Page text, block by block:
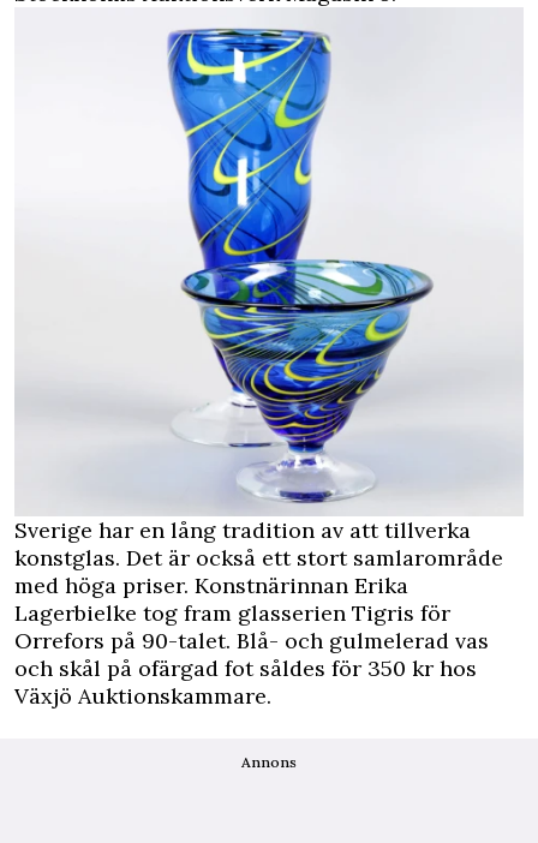
Sverige har en lång tradition av att tillverka
konstglas. Det är också ett stort samlarområde
med höga priser. Konstnärinnan Erika
Lagerbielke tog fram glasserien Tigris för
Orrefors på 90-talet. Blå- och gulmelerad vas
och skål på ofärgad fot såldes för 350 kr hos
Växjö Auktionskammare.
Annons